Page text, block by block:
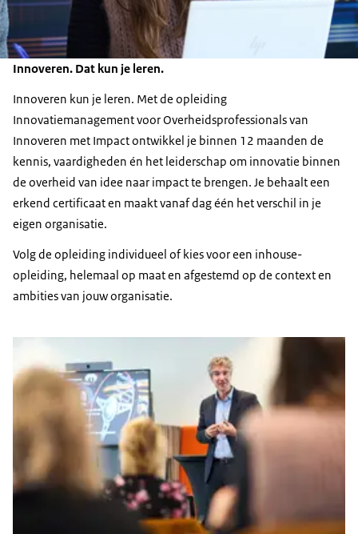
Innoveren. Dat kun je leren.
Innoveren kun je leren. Met de opleiding
Innovatiemanagement voor Overheidsprofessionals van
Innoveren met Impact ontwikkel je binnen 12 maanden de
kennis, vaardigheden én het leiderschap om innovatie binnen
de overheid van idee naar impact te brengen. Je behaalt een
erkend certificaat en maakt vanaf dag één het verschil in je
eigen organisatie.
Volg de opleiding individueel of kies voor een inhouse-
opleiding, helemaal op maat en afgestemd op de context en
ambities van jouw organisatie.